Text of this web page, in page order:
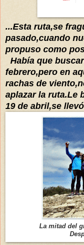
...Esta ruta,se
pasado,cuando
propuso como
Había que
febrero,pero en
rachas de viento
aplazar la ruta.Le
19 de abril,se
La mitad del